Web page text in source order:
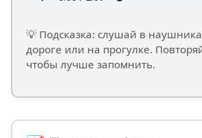
💡 Подсказка: слушай в
дороге или на прогулке.
чтобы лучше запомнить.